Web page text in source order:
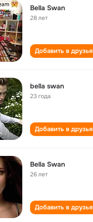
Bella Swan
28 лет
Добавить в друзья
bella swan
23 года
Добавить в друзья
Bella Swan
26 лет
Добавить в друзья